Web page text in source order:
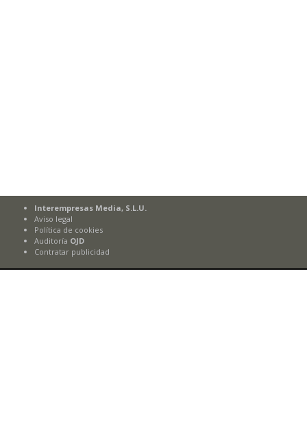
Interempresas Media, S.L.U.
Aviso legal
Política de cookies
Auditoría OJD
Contratar publicidad